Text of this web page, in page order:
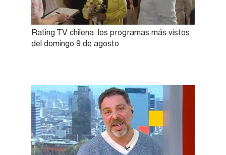
Rating TV chilena: los programas más vistos
del domingo 9 de agosto